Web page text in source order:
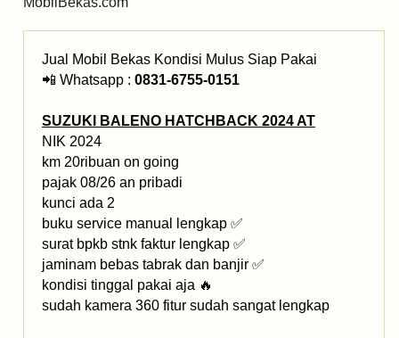
Jual Mobil Bekas Kondisi Mulus Siap Pakai
📲 Whatsapp : 0831-6755-0151
SUZUKI BALENO HATCHBACK 2024 AT
NIK 2024
km 20ribuan on going
pajak 08/26 an pribadi
kunci ada 2
buku service manual lengkap ✅
surat bpkb stnk faktur lengkap ✅
jaminam bebas tabrak dan banjir ✅
kondisi tinggal pakai aja 🔥
sudah kamera 360 fitur sudah sangat lengkap